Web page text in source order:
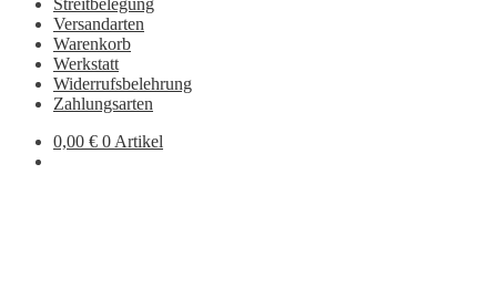
Streitbelegung
Versandarten
Warenkorb
Werkstatt
Widerrufsbelehrung
Zahlungsarten
0,00 € 0 Artikel